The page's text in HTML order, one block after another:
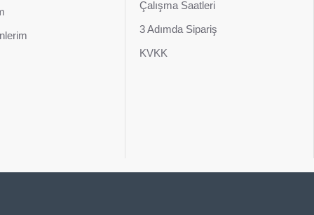
Çalışma Saatleri
3 Adımda Sipariş
KVKK